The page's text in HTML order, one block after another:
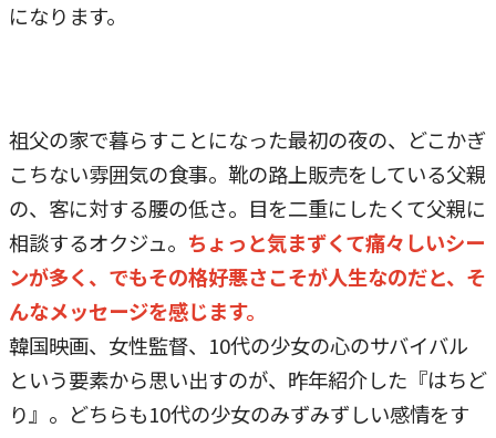
になります。
祖父の家で暮らすことになった最初の夜の、どこかぎ
こちない雰囲気の食事。靴の路上販売をしている父親
の、客に対する腰の低さ。目を二重にしたくて父親に
相談するオクジュ。 ちょっと気まずくて痛々しいシー
ンが多く、でもその格好悪さこそが人生なのだと、そ
んなメッセージを感じます。
韓国映画、女性監督、10代の少女の心のサバイバル
という要素から思い出すのが、昨年紹介した『はちど
り』。どちらも10代の少女のみずみずしい感情をす